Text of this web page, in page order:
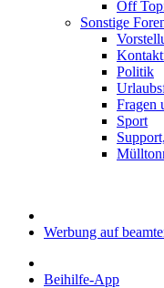
Off
Sonstige
Politik
Fragen
Sport
Werbung auf
Beihilfe-App